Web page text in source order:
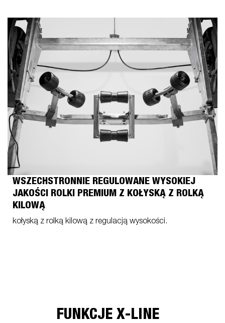
WSZECHSTRONNIE REGULOWANE WYSOKIEJ
JAKOŚCI ROLKI PREMIUM Z KOŁYSKĄ Z ROLKĄ
KILOWĄ
kołyską z rolką kilową z regulacją wysokości.
FUNKCJE X-LINE